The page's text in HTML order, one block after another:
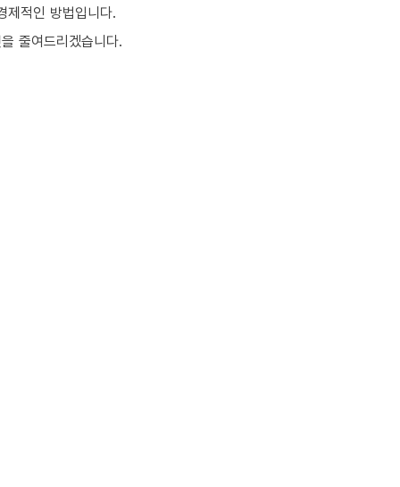
제적인 방법입니다.
줄여드리겠습니다.